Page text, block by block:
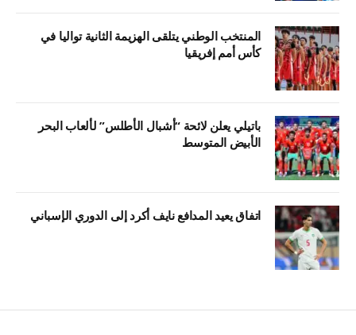
المنتخب الوطني يتلقى الهزيمة الثانية تواليا في
كأس أمم إفريقيا
باتيلي يعلن لائحة “أشبال الأطلس” لألعاب البحر
الأبيض المتوسط
اتفاق يعيد المدافع نايف أكرد إلى الدوري الإسباني